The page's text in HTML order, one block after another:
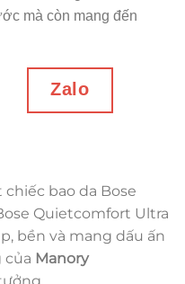
mà còn mang đến
Zalo
bao da Bose
Quietcomfort Ultra
bền và mang dấu ấn
của Manory